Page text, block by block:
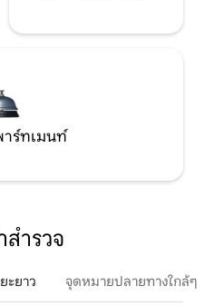
าร์ทเมนท์
ำรวจ
ะยาว จุดหมายปลายทางใกล้ๆ